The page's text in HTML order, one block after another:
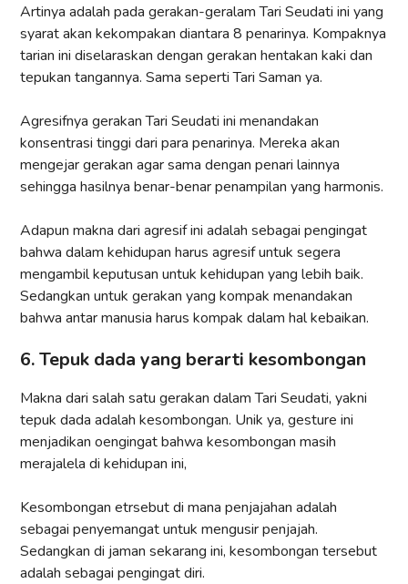
Artinya adalah pada gerakan-geralam Tari Seudati ini yang
syarat akan kekompakan diantara 8 penarinya. Kompaknya
tarian ini diselaraskan dengan gerakan hentakan kaki dan
tepukan tangannya. Sama seperti Tari Saman ya.
Agresifnya gerakan Tari Seudati ini menandakan
konsentrasi tinggi dari para penarinya. Mereka akan
mengejar gerakan agar sama dengan penari lainnya
sehingga hasilnya benar-benar penampilan yang harmonis.
Adapun makna dari agresif ini adalah sebagai pengingat
bahwa dalam kehidupan harus agresif untuk segera
mengambil keputusan untuk kehidupan yang lebih baik.
Sedangkan untuk gerakan yang kompak menandakan
bahwa antar manusia harus kompak dalam hal kebaikan.
6. Tepuk dada yang berarti kesombongan
Makna dari salah satu gerakan dalam Tari Seudati, yakni
tepuk dada adalah kesombongan. Unik ya, gesture ini
menjadikan oengingat bahwa kesombongan masih
merajalela di kehidupan ini,
Kesombongan etrsebut di mana penjajahan adalah
sebagai penyemangat untuk mengusir penjajah.
Sedangkan di jaman sekarang ini, kesombongan tersebut
adalah sebagai pengingat diri.